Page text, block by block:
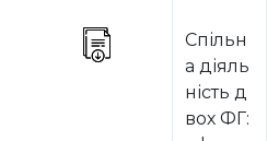
Спільн
а діяль
ність д
вох ФГ: